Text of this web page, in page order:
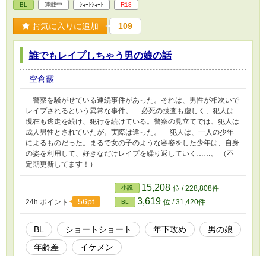
BL 連載中 ｼｮｰﾄｼｮｰﾄ R18
お気に入りに追加 109
誰でもレイプしちゃう男の娘の話
空倉霰
警察を騒がせている連続事件があった。それは、男性が相次いで
レイプされるという異常な事件。 必死の捜査も虚しく、犯人は
現在も逃走を続け、犯行を続けている。警察の見立てでは、犯人は
成人男性とされていたが。実際は違った。 犯人は、一人の少年
によるものだった。まるで女の子のような容姿をした少年は、自身
の姿を利用して、好きなだけレイプを繰り返していく……。 （不
定期更新してます！）
24h.ポイント 56pt
小説 15,208 位 / 228,808件
BL 3,619 位 / 31,420件
BL ショートショート 年下攻め
男の娘
年齢差
イケメン